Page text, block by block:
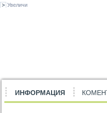
Увеличи
ИНФОРМАЦИЯ